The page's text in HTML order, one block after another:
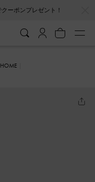
ーポンプレゼント！